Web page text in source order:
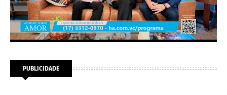
PUBLICIDADE